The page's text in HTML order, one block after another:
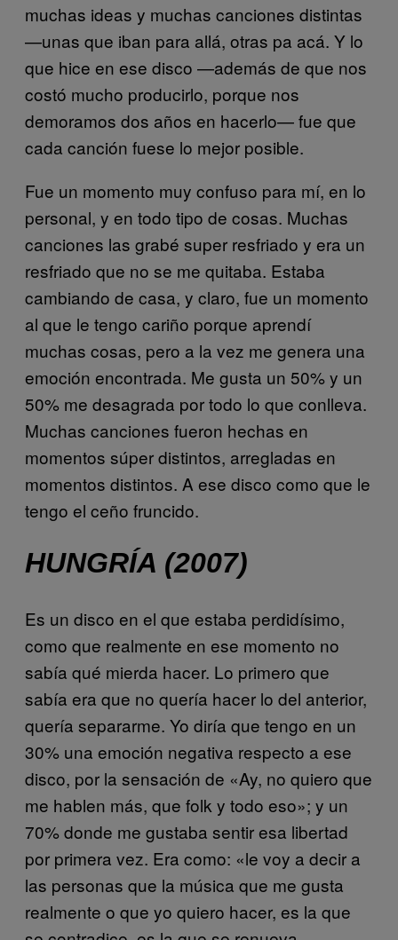
muchas ideas y muchas canciones distintas
—unas que iban para allá, otras pa acá. Y lo
que hice en ese disco —además de que nos
costó mucho producirlo, porque nos
demoramos dos años en hacerlo— fue que
cada canción fuese lo mejor posible.
Fue un momento muy confuso para mí, en lo
personal, y en todo tipo de cosas. Muchas
canciones las grabé super resfriado y era un
resfriado que no se me quitaba. Estaba
cambiando de casa, y claro, fue un momento
al que le tengo cariño porque aprendí
muchas cosas, pero a la vez me genera una
emoción encontrada. Me gusta un 50% y un
50% me desagrada por todo lo que conlleva.
Muchas canciones fueron hechas en
momentos súper distintos, arregladas en
momentos distintos. A ese disco como que le
tengo el ceño fruncido.
HUNGRÍA (2007)
Es un disco en el que estaba perdidísimo,
como que realmente en ese momento no
sabía qué mierda hacer. Lo primero que
sabía era que no quería hacer lo del anterior,
quería separarme. Yo diría que tengo en un
30% una emoción negativa respecto a ese
disco, por la sensación de «Ay, no quiero que
me hablen más, que folk y todo eso»; y un
70% donde me gustaba sentir esa libertad
por primera vez. Era como: «le voy a decir a
las personas que la música que me gusta
realmente o que yo quiero hacer, es la que